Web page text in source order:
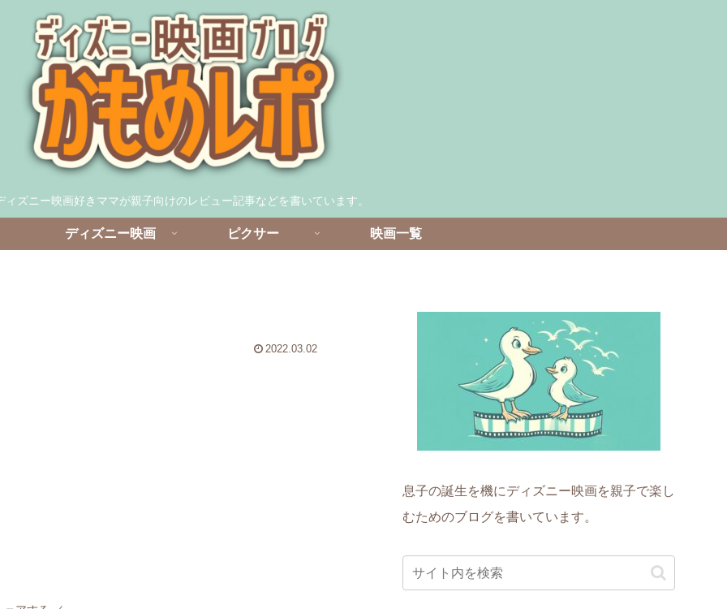
ィズニー映画好きママが親子向けのレビュー記事などを書いています。
ディズニー映画 ピクサー 映画一覧
2022.03.02
息子の誕生を機にディズニー映画を親子で楽し
むためのブログを書いています。